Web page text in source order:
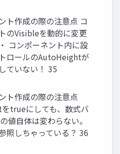
ト作成の際の注意点 コ
のVisibleを動的に変更
コンポーネント内に設
ロールのAutoHeightが
ていない！ 35
ト作成の際の注意点
trueにしても、数式バ
値自体は変わらない。
照しちゃっている？ 36